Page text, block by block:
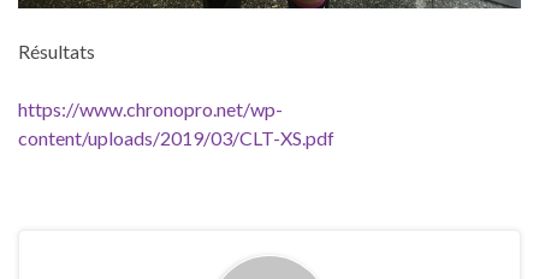
Résultats
https://www.chronopro.net/wp-
content/uploads/2019/03/CLT-XS.pdf